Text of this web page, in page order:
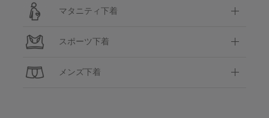
マタニティ下着
スポーツ下着
メンズ下着